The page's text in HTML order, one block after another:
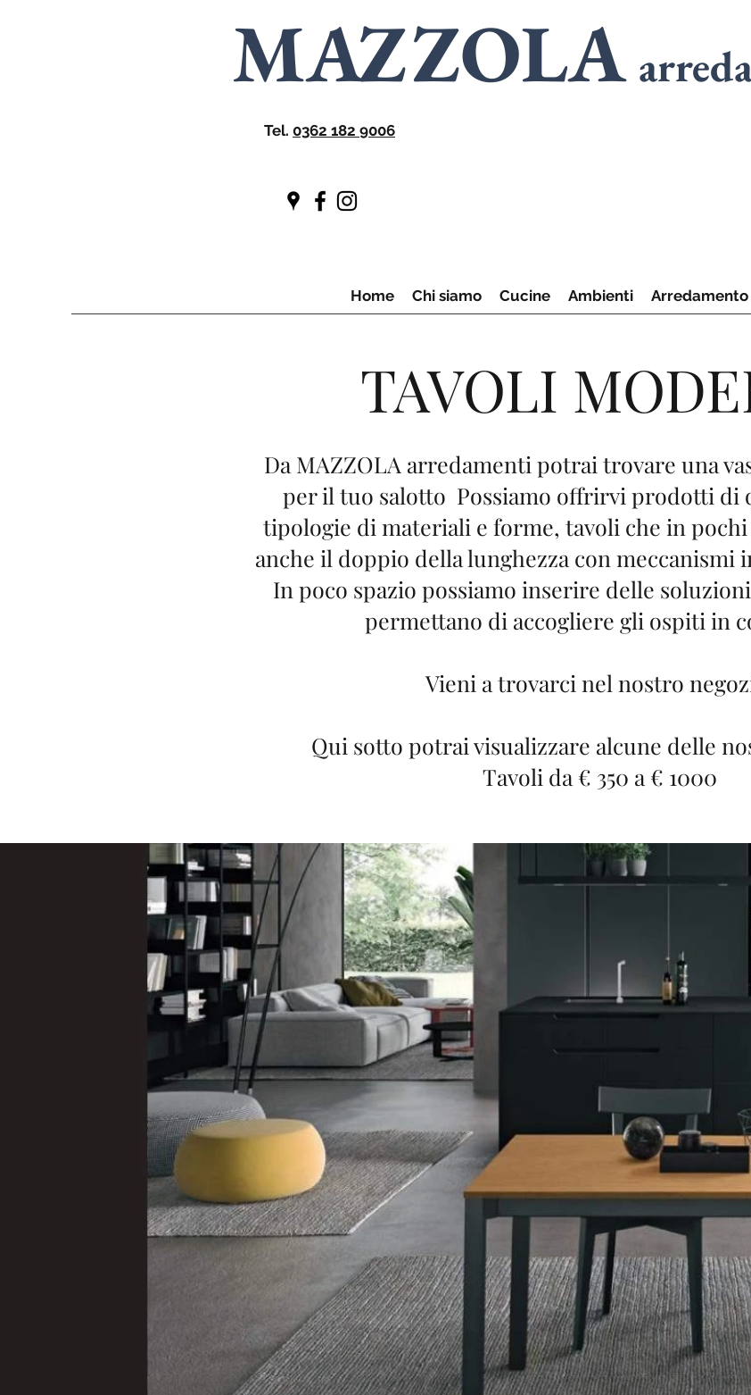
MAZZOLA
Tel. 0362 182 9006
Home Chi siamo Cucine Ambienti
TAVOLI
Da MAZZOLA arredamenti potrai trovare una
per il tuo salotto Possiamo offrirvi prodotti di
tipologie di materiali e forme, tavoli che in
anche il doppio della lunghezza con
In poco spazio possiamo inserire delle
permettano di accogliere gli ospiti in
Vieni a trovarci nel nostro
Qui sotto potrai visualizzare alcune delle
Tavoli da € 350 a € 1000